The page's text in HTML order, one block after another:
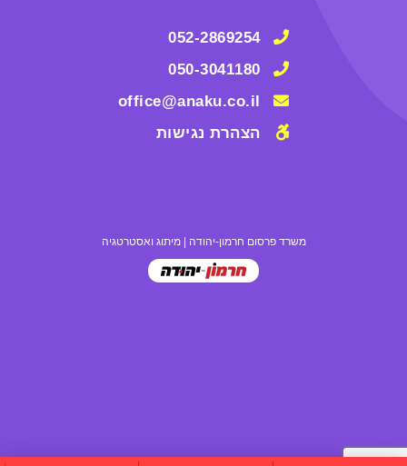
052-2869254
050-3041180
office@anaku.co.il
הצהרת נגישות
משרד פרסום חרמון-יהודה |מיתוג ואסטרטגיה